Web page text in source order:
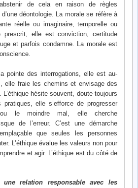
de cela en raison de règles
déontologie. La morale se réfère à
réelle ou imaginaire, temporelle ou
prescrit, elle est conviction, certitude
et parfois condamne. La morale est
pointe des interrogations, elle est au-
elle fraie les chemins et envisage des
hésite souvent, doute toujours
elle s’efforce de progresser
le moindre mal, elle cherche
de l’erreur. C’est une démarche
que seules les personnes
L’éthique évalue les valeurs non pour
et agir. L’éthique est du côté de
une relation responsable avec les